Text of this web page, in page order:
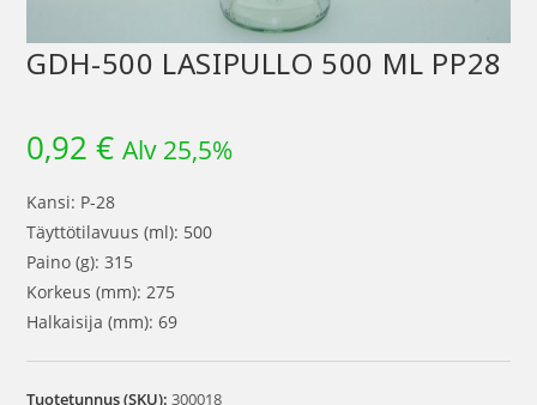
GDH-500 LASIPULLO 500 ML PP28
0,92€ Alv 25,5%
Kansi: P-28
Täyttötilavuus (ml): 500
Paino (g): 315
Korkeus (mm): 275
Halkaisija (mm): 69
Tuotetunnus (SKU):300018